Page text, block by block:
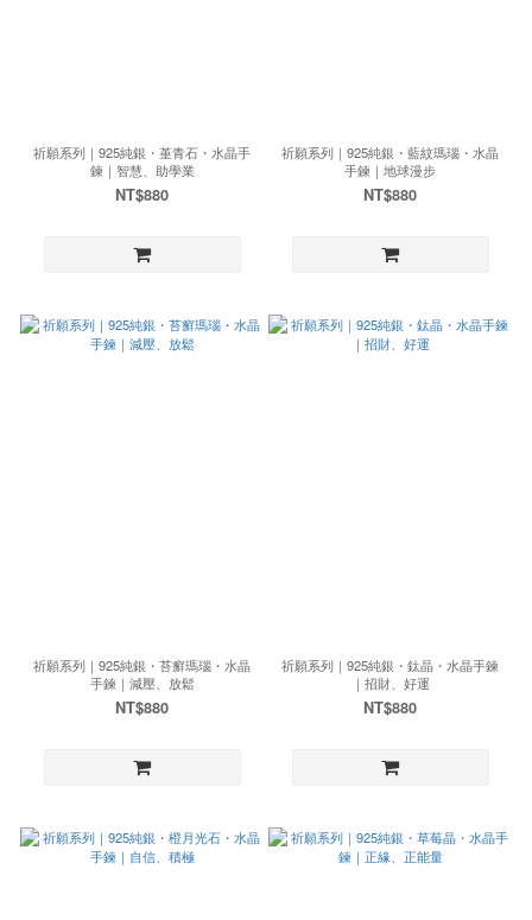
祈願系列｜925純銀・堇青石・水晶手
鍊｜智慧、助學業
NT$880
祈願系列｜925純銀・藍紋瑪瑙・水晶
手鍊｜地球漫步
NT$880
祈願系列｜925純銀・苔癬瑪瑙・水晶
手鍊｜減壓、放鬆
NT$880
祈願系列｜925純銀・鈦晶・水晶手鍊
｜招財、好運
NT$880